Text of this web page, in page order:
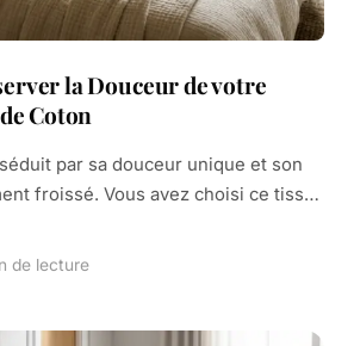
la Douceur de votre
Coton
par sa douceur unique et son
froissé. Vous avez choisi ce tissu
de lecture